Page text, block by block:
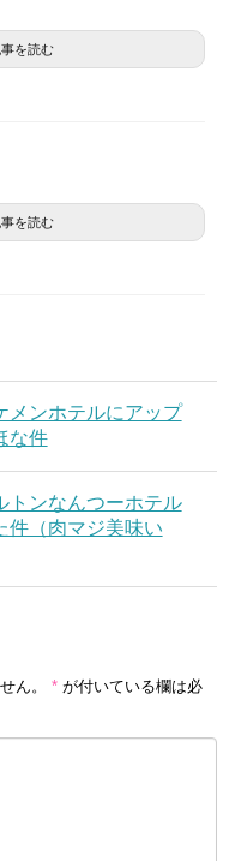
を読む
を読む
メンホテルにアップ
な件
トンなんつーホテル
件（肉マジ美味い
ん。 * が付いている欄は必